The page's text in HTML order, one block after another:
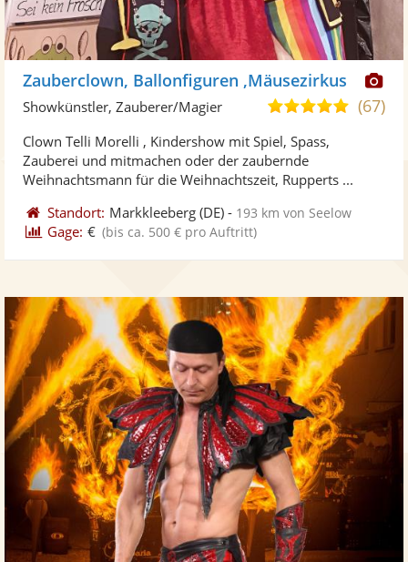
Zauberclown, Ballonfiguren ,Mäusezirkus
4,8(67)
Showkünstler, Zauberer/Magier
Clown Telli Morelli , Kindershow mit Spiel, Spass,
Zauberei und mitmachen oder der zaubernde
Weihnachtsmann für die Weihnachtszeit, Rupperts ...
Standort: Markkleeberg (DE) - 193 km von Seelow
Gage: € (bis ca. 500 € pro Auftritt)